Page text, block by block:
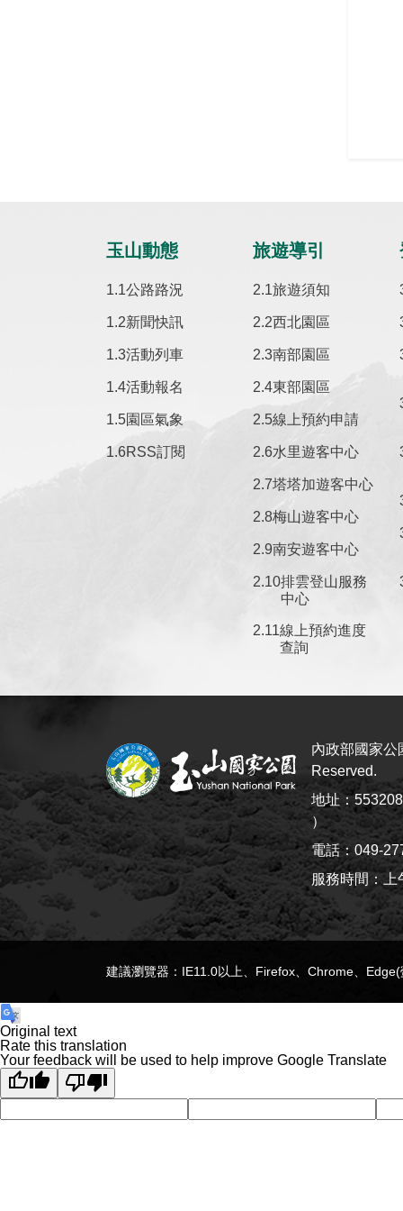
玉山動態
公路路況
新聞快訊
活動列車
活動報名
園區氣象
RSS訂閱
旅遊導引
旅遊須知
西北園區
南部園區
東部園區
線上預約申請
水里遊客中心
塔塔加遊客中心
梅山遊客中心
南安遊客中心
排雲登山服務
中心
線上預約進度
查詢
內政部國家
Reserved.
地址：
）
電話：049-
服務時間：上
建議瀏覽器：IE11.0以上、Firefox、Chrome、
Original text
Rate this translation
Your feedback will be used to help improve Google Translate